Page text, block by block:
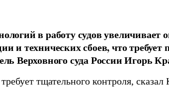
в работу судов увеличивает
и технических сбоев, что
Верховного суда России Игорь
тщательного контроля, сказал